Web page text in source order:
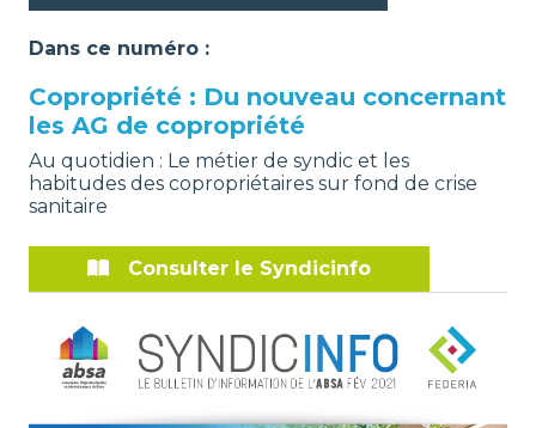
Dans ce numéro :
Copropriété : Du nouveau concernant
les AG de copropriété
Au quotidien : Le métier de syndic et les
habitudes des copropriétaires sur fond de crise
sanitaire
Consulter le Syndicinfo